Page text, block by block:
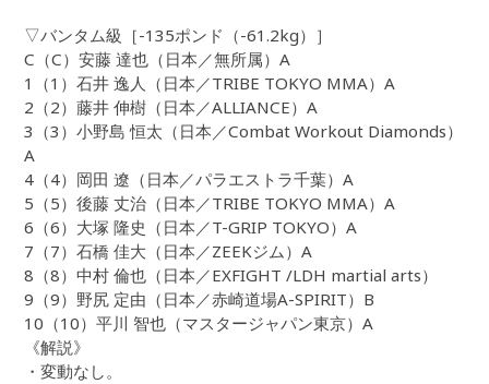
▽バンタム級［-135ポンド（-61.2kg）］
C（C）安藤 達也（日本／無所属）A
1（1）石井 逸人（日本／TRIBE TOKYO MMA）A
2（2）藤井 伸樹（日本／ALLIANCE）A
3（3）小野島 恒太（日本／Combat Workout Diamonds）
A
4（4）岡田 遼（日本／パラエストラ千葉）A
5（5）後藤 丈治（日本／TRIBE TOKYO MMA）A
6（6）大塚 隆史（日本／T-GRIP TOKYO）A
7（7）石橋 佳大（日本／ZEEKジム）A
8（8）中村 倫也（日本／EXFIGHT /LDH martial arts）
9（9）野尻 定由（日本／赤崎道場A-SPIRIT）B
10（10）平川 智也（マスタージャパン東京）A
《解説》
・変動なし。